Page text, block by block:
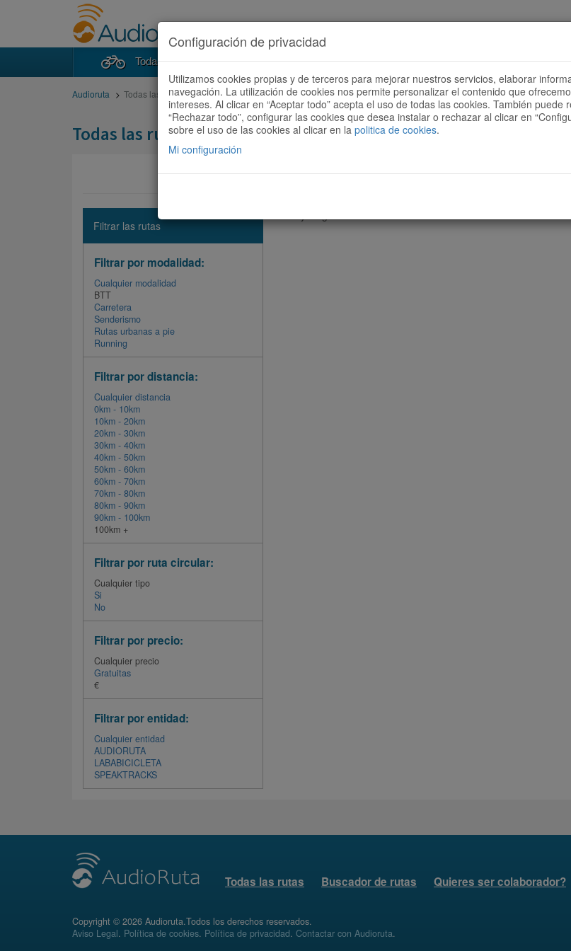
Todas las rutas Buscador de rutas Quieres ser colaborador?
Audioruta Todas las rutas
Todas las rutas
Filtrar las rutas
Filtrar por modalidad:
Cualquier modalidad
BTT
Carretera
Senderismo
Rutas urbanas a pie
Running
Filtrar por distancia:
Cualquier distancia
0km - 10km
10km - 20km
20km - 30km
30km - 40km
40km - 50km
50km - 60km
60km - 70km
70km - 80km
80km - 90km
90km - 100km
100km +
Filtrar por ruta circular:
Cualquier tipo
Si
No
Filtrar por precio:
Cualquier precio
Gratuitas
€
Filtrar por entidad:
Cualquier entidad
AUDIORUTA
LABABICICLETA
SPEAKTRACKS
Todas las rutas Buscador de rutas Quieres ser colaborador?
Copyright © 2026 Audioruta.Todos los derechos reservados.
Aviso Legal. Política de cookies. Política de privacidad. Contactar con Audioruta.
Configuración de privacidad
Utilizamos cookies propias y de terceros para mejorar nuestros servicios, elaborar
navegación. La utilización de cookies nos permite personalizar el contenido que
intereses. Al clicar en “Aceptar todo” acepta el uso de todas las cookies. También puede
“Rechazar todo”, configurar las cookies que desea instalar o rechazar al clicar en
sobre el uso de las cookies al clicar en la politica de cookies.
Mi configuración